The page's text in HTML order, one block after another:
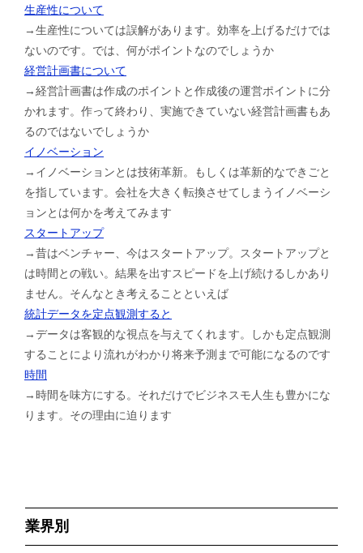
生産性について
→生産性については誤解があります。効率を上げるだけでは
ないのです。では、何がポイントなのでしょうか
経営計画書について
→経営計画書は作成のポイントと作成後の運営ポイントに分
かれます。作って終わり、実施できていない経営計画書もあ
るのではないでしょうか
イノベーション
→イノベーションとは技術革新。もしくは革新的なできごと
を指しています。会社を大きく転換させてしまうイノベーシ
ョンとは何かを考えてみます
スタートアップ
→昔はベンチャー、今はスタートアップ。スタートアップと
は時間との戦い。結果を出すスピードを上げ続けるしかあり
ません。そんなとき考えることといえば
統計データを定点観測すると
→データは客観的な視点を与えてくれます。しかも定点観測
することにより流れがわかり将来予測まで可能になるのです
時間
→時間を味方にする。それだけでビジネスモ人生も豊かにな
ります。その理由に迫ります
業界別